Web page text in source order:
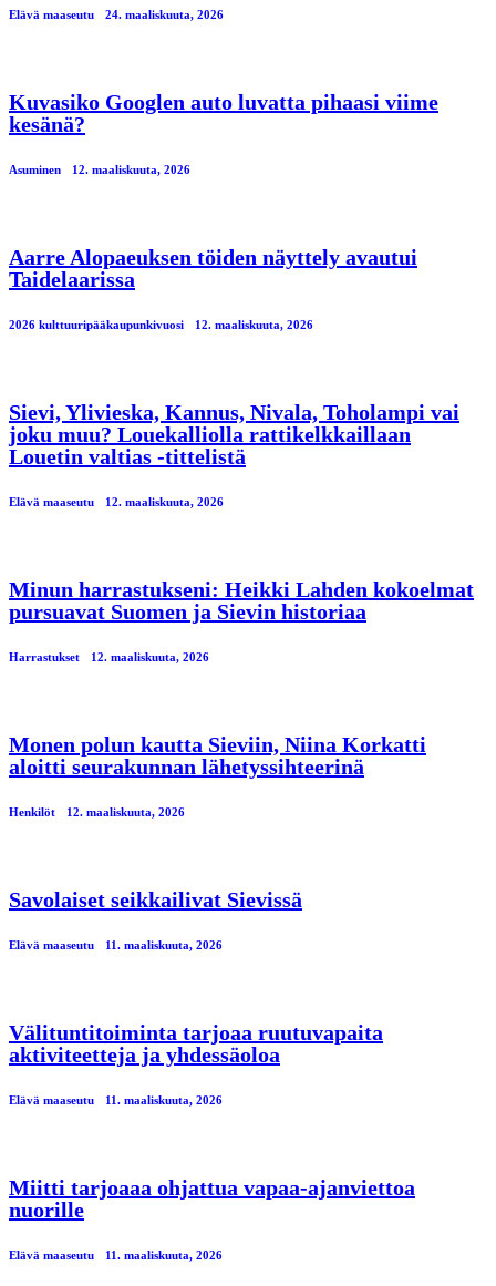
Elävä maaseutu 24. maaliskuuta, 2026
Kuvasiko Googlen auto luvatta pihaasi viime
kesänä?
Asuminen 12. maaliskuuta, 2026
Aarre Alopaeuksen töiden näyttely avautui
Taidelaarissa
2026 kulttuuripääkaupunkivuosi 12. maaliskuuta, 2026
Sievi, Ylivieska, Kannus, Nivala, Toholampi vai
joku muu? Louekalliolla rattikelkkaillaan
Louetin valtias -tittelistä
Elävä maaseutu 12. maaliskuuta, 2026
Minun harrastukseni: Heikki Lahden kokoelmat
pursuavat Suomen ja Sievin historiaa
Harrastukset 12. maaliskuuta, 2026
Monen polun kautta Sieviin, Niina Korkatti
aloitti seurakunnan lähetyssihteerinä
Henkilöt 12. maaliskuuta, 2026
Savolaiset seikkailivat Sievissä
Elävä maaseutu 11. maaliskuuta, 2026
Välituntitoiminta tarjoaa ruutuvapaita
aktiviteetteja ja yhdessäoloa
Elävä maaseutu 11. maaliskuuta, 2026
Miitti tarjoaaa ohjattua vapaa-ajanviettoa
nuorille
Elävä maaseutu 11. maaliskuuta, 2026